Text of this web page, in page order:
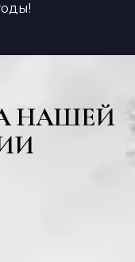
НАШЕЙ